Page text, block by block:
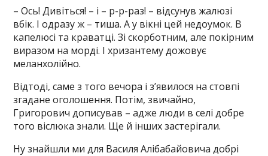
– Ось! Дивіться! – і – р-р-раз! – відсунув жалюзі
вбік. І одразу ж – тиша. А у вікні цей недоумок. В
капелюсі та краватці. Зі скорботним, але покірним
виразом на морді. І хризантему дожовує
меланхолійно.
Відтоді, саме з того вечора і з’явилося на стовпі
згадане оголошення. Потім, звичайно,
Григорович дописував – адже люди в селі добре
того віслюка знали. Ще й інших застерігали.
Ну знайшли ми для Василя Алібабайовича добрі